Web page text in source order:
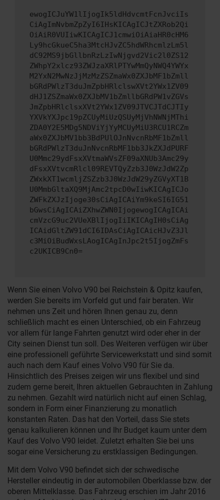
ewogICJuYW1lIjogIk5ldHdvcmtFcnJvciIs
CiAgImNvbmZpZyI6IHsKICAgICJtZXRob2Qi
OiAiR0VUIiwKICAgICJ1cmwiOiAiaHR0cHM6
Ly9hcGkueC5ha3MtcHJvZC5hdWRhcmlzLm5l
dC92MS9jbGllbnRzLzIwNjgvd2Vic2l0ZS12
ZWhpY2xlcz93ZWJzaXRlPTYwMmQyNWQ4YWYx
M2YxN2MwNzJjMzMzZSZmaWx0ZXJbMF1bZmll
bGRdPWlzT3duJmZpbHRlclswXVt2YWx1ZV09
dHJ1ZSZmaWx0ZXJbMV1bZmllbGRdPW1vZGVs
JmZpbHRlclsxXVt2YWx1ZV09JTVCJTdCJTIy
YXVkYXJpc19pZCUyMiUzQSUyMjVhNWNjMThi
ZDA0Y2E5MDg5NDViYjYyMCUyMiU3RCU1RCZm
aWx0ZXJbMV1bb3BdPUlOJnNvcnRbMF1bZmll
bGRdPWlzT3duJnNvcnRbMF1bb3JkZXJdPURF
U0Mmc29ydFsxXVtmaWVsZF09aXNUb3Amc29y
dFsxXVtvcmRlcl09REVTQyZzb3J0WzJdW2Zp
ZWxkXT1wcmljZSZzb3J0WzJdW29yZGVyXT1B
U0MmbGltaXQ9MjAmc2tpcD0wIiwKICAgICJo
ZWFkZXJzIjoge30sCiAgICAiYm9keSI6IG51
bGwsCiAgICAiZXhwZWN0IjogewogICAgICAi
cmVzcG9uc2VUeXBlIjogIiIKICAgIH0sCiAg
ICAidGltZW91dCI6IDAsCiAgICAicHJvZ3Jl
c3MiOiBudWxsLAogICAgInJpc2t5IjogZmFs
c2UKICB9Cn0=
Wenn Sie einen Volvo V90 bei Reichstein & Opitz kaufen,
werden Sie bereits im Vorfeld gut und fair beraten. Wir
nehmen uns Zeit und hören Ihnen genau zu, denn
schließlich macht es einen Unterschied, ob ein Fahrzeug
vor allem für lange Fahrten genutzt wird oder eher in der
City seinen Dienst tun soll. Des Weiteren verfügen wir über
eine professionell geführte Servicewerkstatt und sind somit
auch nach dem Kauf eines Volvo V90 für Sie da.
Hinsichtlich des Preises zeigen wir uns flexibel und sind
zudem gerne bereit, Ihren aktuellen Gebrauchten in Zahlung
zu nehmen. Gezahlt wird natürlich nicht auf einen Schlag,
sondern in Form einer Finanzierung zu monatlich
konstanten Raten. Das hat den Vorteil, dass Sie stets
genau kalkulieren können und Ihr Budget kaum unter dem
Kauf des Volvo V90 leidet. Zuletzt erhalten Sie bei uns
sogar eine Versicherung zu erstklassigen Bedingungen.
Mit dem Volvo V90 befindet sich der schwedische
Hersteller eindeutig in der automobilen Oberklasse bzw. der
oberen Mittelklasse. Das Fahrzeug erschien im Jahr 2016